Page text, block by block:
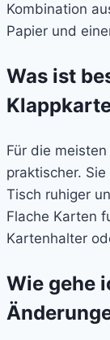
Kombination
Papier und
Was ist
Für die
praktischer.
Tisch ruhiger
Flache Karten
Kartenhalter
Wie gehe